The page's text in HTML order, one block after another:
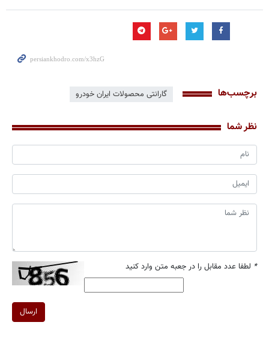
برچسب‌ها گارانتی محصولات ایران خودرو
نظر شما
* لطفا عدد مقابل را در جعبه متن وارد کنید
ارسال